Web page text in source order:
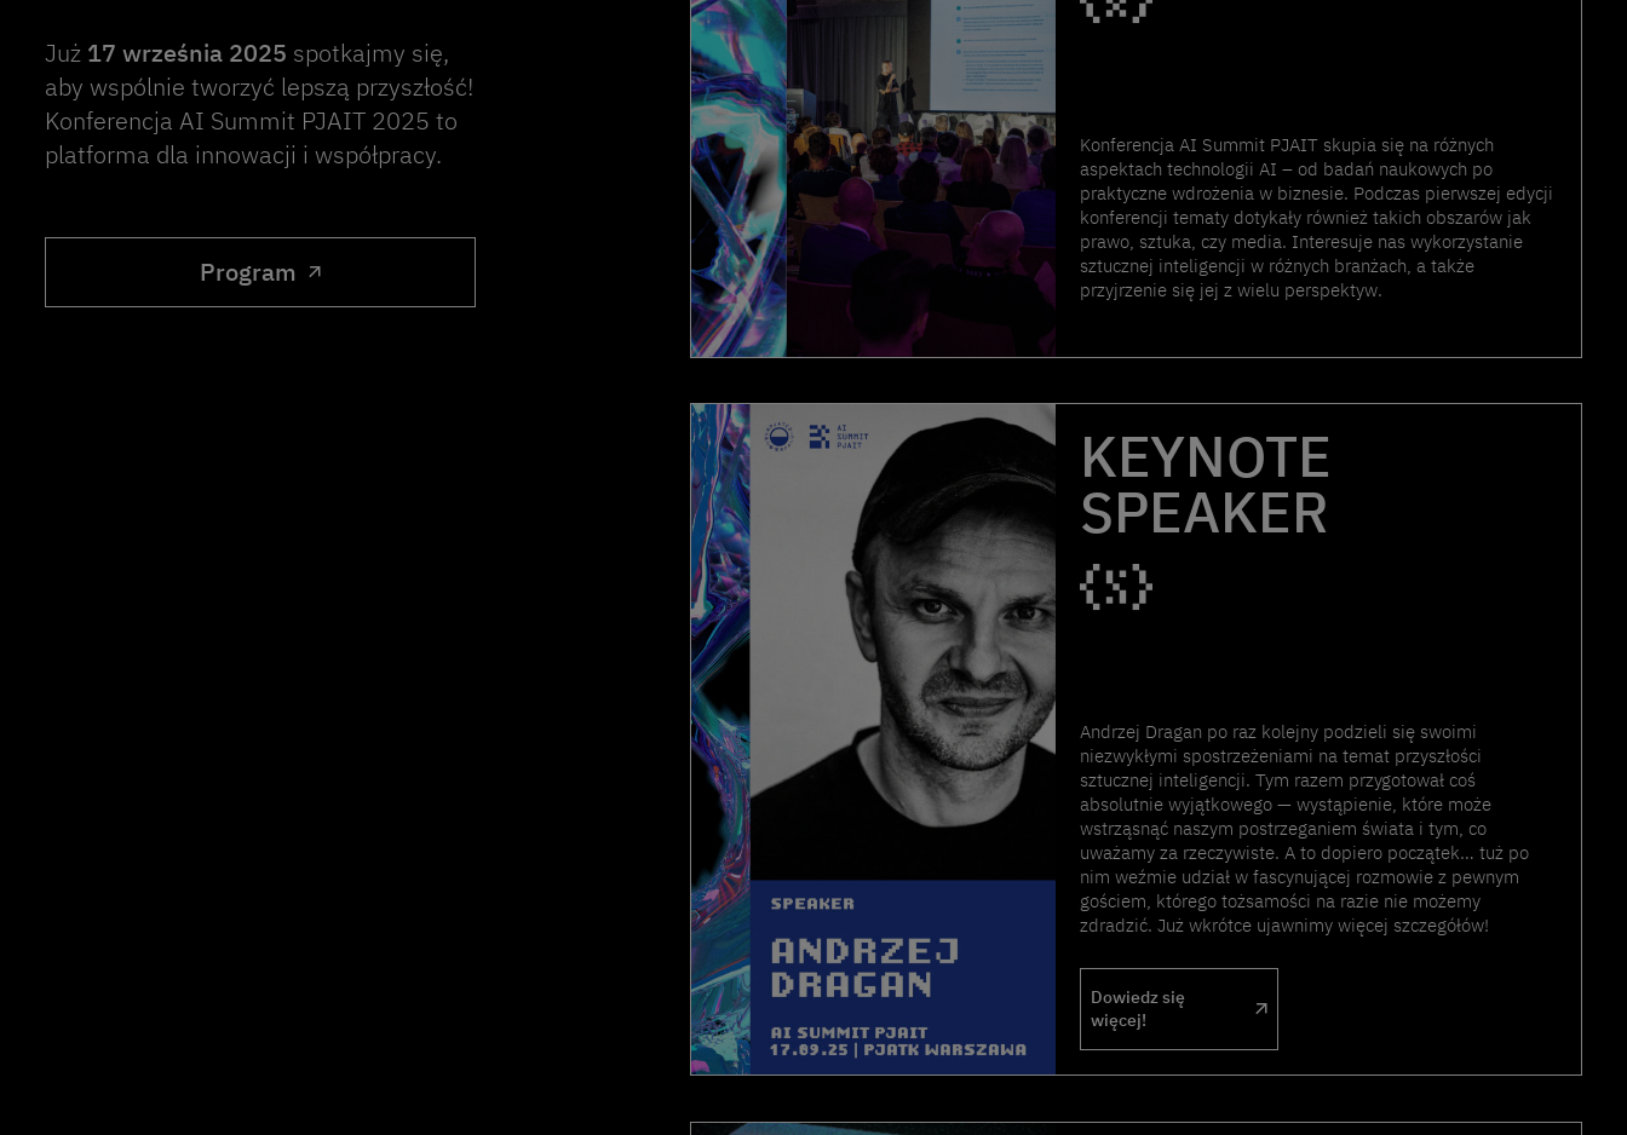
Już 17 września 2025 spotkajmy się,
aby wspólnie tworzyć lepszą przyszłość!
Konferencja AI Summit PJAIT 2025 to
platforma dla innowacji i współpracy.
Program
Konferencja AI Summit PJAIT skupia się na różnych
aspektach technologii AI – od badań naukowych po
praktyczne wdrożenia w biznesie. Podczas pierwszej edycji
konferencji tematy dotykały również takich obszarów jak
prawo, sztuka, czy media. Interesuje nas wykorzystanie
sztucznej inteligencji w różnych branżach, a także
przyjrzenie się jej z wielu perspektyw.
KEYNOTE
SPEAKER
Andrzej Dragan po raz kolejny podzieli się swoimi
niezwykłymi spostrzeżeniami na temat przyszłości
sztucznej inteligencji. Tym razem przygotował coś
absolutnie wyjątkowego — wystąpienie, które może
wstrząsnąć naszym postrzeganiem świata i tym, co
uważamy za rzeczywiste. A to dopiero początek… tuż po
nim weźmie udział w fascynującej rozmowie z pewnym
gościem, którego tożsamości na razie nie możemy
zdradzić. Już wkrótce ujawnimy więcej szczegółów!
Dowiedz się
więcej!